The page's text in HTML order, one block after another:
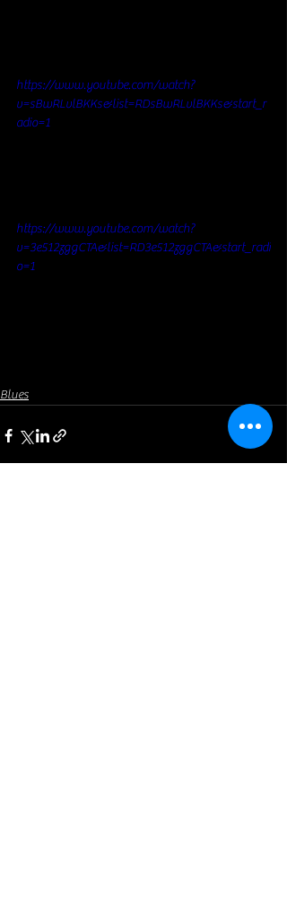
https://www.youtube.com/watch?
v=sBwRLvlBKKs&list=RDsBwRLvlBKKs&start_r
adio=1
https://www.youtube.com/watch?
v=3e512zggCTA&list=RD3e512zggCTA&start_radi
o=1
Blues